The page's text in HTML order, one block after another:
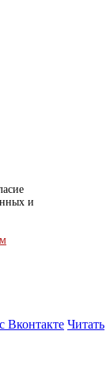
и
Вконтакте Читать